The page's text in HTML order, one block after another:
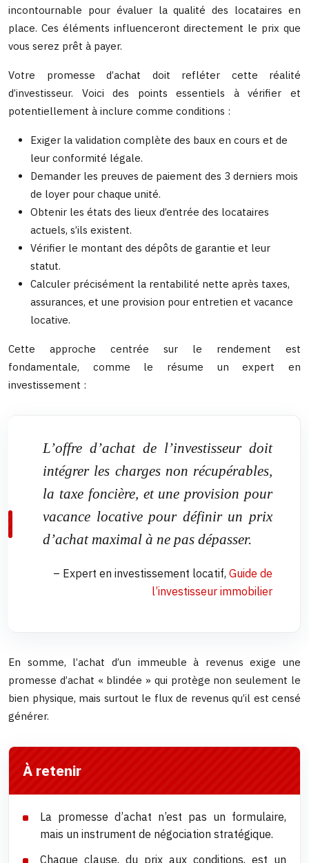
incontournable pour évaluer la qualité des locataires en
place. Ces éléments influenceront directement le prix que
vous serez prêt à payer.
Votre promesse d’achat doit refléter cette réalité
d’investisseur. Voici des points essentiels à vérifier et
potentiellement à inclure comme conditions :
Exiger la validation complète des baux en cours et de
leur conformité légale.
Demander les preuves de paiement des 3 derniers mois
de loyer pour chaque unité.
Obtenir les états des lieux d’entrée des locataires
actuels, s’ils existent.
Vérifier le montant des dépôts de garantie et leur
statut.
Calculer précisément la rentabilité nette après taxes,
assurances, et une provision pour entretien et vacance
locative.
Cette approche centrée sur le rendement est
fondamentale, comme le résume un expert en
investissement :
L’offre d’achat de l’investisseur doit
intégrer les charges non récupérables,
la taxe foncière, et une provision pour
vacance locative pour définir un prix
d’achat maximal à ne pas dépasser.
– Expert en investissement locatif, Guide de
l’investisseur immobilier
En somme, l’achat d’un immeuble à revenus exige une
promesse d’achat « blindée » qui protège non seulement le
bien physique, mais surtout le flux de revenus qu’il est censé
générer.
À retenir
La promesse d’achat n’est pas un formulaire,
mais un instrument de négociation stratégique.
Chaque clause, du prix aux conditions, est un